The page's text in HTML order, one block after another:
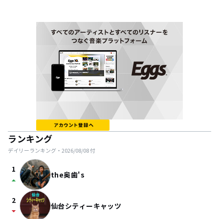
ランキング
デイリーランキング・ 2026/08/08付
1
arrow_drop_up the奥歯's
2
arrow_drop_down 仙台シティーキャッツ